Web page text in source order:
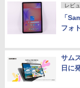
レビ
「
フォ
サム
日に